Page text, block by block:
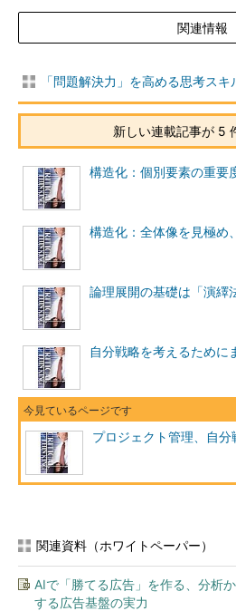
関連情報
「問題解決力」を高める思考ス
新しい連載記事が 5
構造化：個別要素の重要
構造化：全体像を見極め
論理展開の基礎は「演繹
自分戦略を考えるために
プロジェクト管理、自分
関連資料（ホワイトペーパー）
AIで「勝てる広告」を作る、分析
する広告基盤の実力